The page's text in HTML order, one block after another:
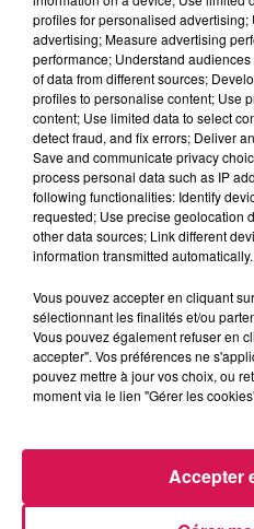
16h00 - 19h00
Arnaud et Gustine
17h38
17h38
SOUND OF LEGEND
San Francisco
17h34
17h34
FRANCIS
Je T'aimais,
Je
LES ARTICLES LES
profiles for personalised
advertising; Measure advertising
performance; Understand
of data from different sources;
profiles to personalise content; Use
content; Use limited data to select
detect fraud, and fix errors; Deliver
Save and communicate privacy
process personal data such as IP
following functionalities: Identify
requested; Use precise geolocation
other data sources; Link different
information transmitted automatically.
Vous pouvez accepter en cliquant
sélectionnant les finalités et/ou
Vous pouvez également refuser en
accepter". Vos préférences ne
pouvez mettre à jour vos choix, ou
moment via le lien "Gérer les
Accepter